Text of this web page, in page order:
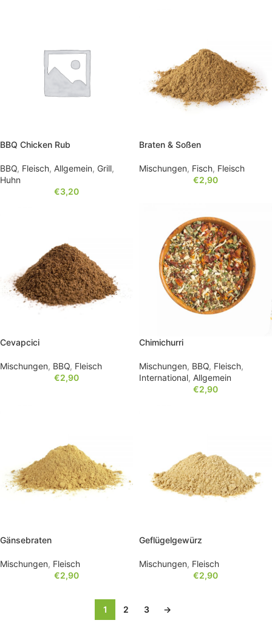
BBQ Chicken Rub
BBQ, Fleisch, Allgemein, Grill,
Huhn
€3,20
Braten & Soßen
Mischungen, Fisch, Fleisch
€2,90
Cevapcici
Mischungen, BBQ, Fleisch
€2,90
Chimichurri
Mischungen, BBQ, Fleisch,
International, Allgemein
€2,90
Gänsebraten
Mischungen, Fleisch
€2,90
Geflügelgewürz
Mischungen, Fleisch
€2,90
1 2 3 →